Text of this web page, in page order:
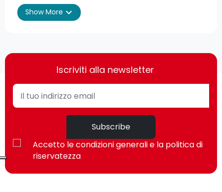
Tipo di auricolare
Lunghezza cavo 2,2 m
Connettività
Tecnologia di connessione Cablato
Connettore 3.5 mm Sì
Show More expand_more
Iscriviti alla newsletter
Subscribe
Accetto le condizioni generali e la politica di
riservatezza